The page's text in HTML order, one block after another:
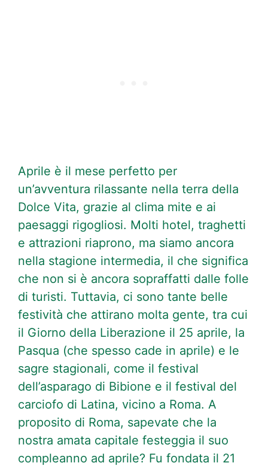
Aprile è il mese perfetto per
un’avventura rilassante nella terra della
Dolce Vita, grazie al clima mite e ai
paesaggi rigogliosi. Molti hotel, traghetti
e attrazioni riaprono, ma siamo ancora
nella stagione intermedia, il che significa
che non si è ancora sopraffatti dalle folle
di turisti. Tuttavia, ci sono tante belle
festività che attirano molta gente, tra cui
il Giorno della Liberazione il 25 aprile, la
Pasqua (che spesso cade in aprile) e le
sagre stagionali, come il festival
dell’asparago di Bibione e il festival del
carciofo di Latina, vicino a Roma. A
proposito di Roma, sapevate che la
nostra amata capitale festeggia il suo
compleanno ad aprile? Fu fondata il 21